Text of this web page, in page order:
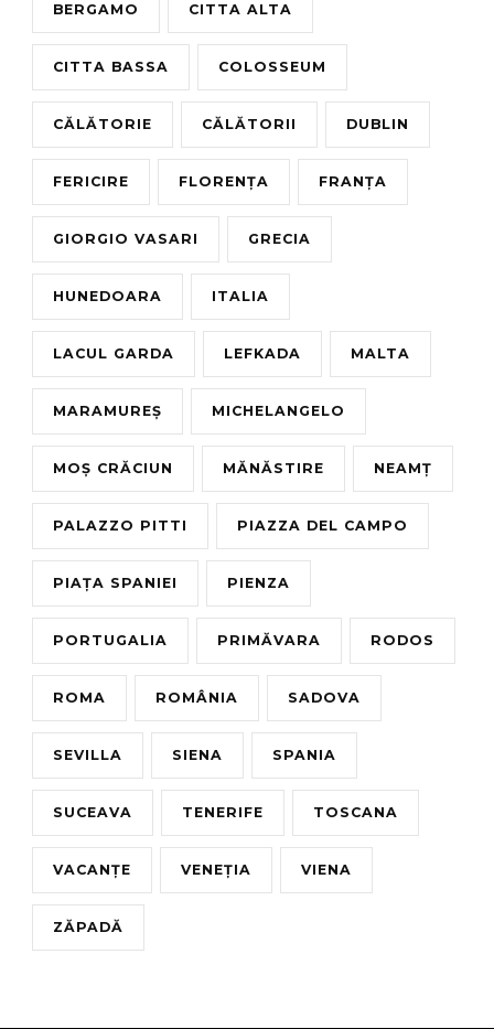
BERGAMO CITTA ALTA
CITTA BASSA COLOSSEUM
CĂLĂTORIE CĂLĂTORII DUBLIN
FERICIRE FLORENȚA FRANȚA
GIORGIO VASARI GRECIA
HUNEDOARA ITALIA
LACUL GARDA LEFKADA MALTA
MARAMUREȘ MICHELANGELO
MOȘ CRĂCIUN MĂNĂSTIRE NEAMȚ
PALAZZO PITTI PIAZZA DEL CAMPO
PIAȚA SPANIEI PIENZA
PORTUGALIA PRIMĂVARA RODOS
ROMA ROMÂNIA SADOVA
SEVILLA SIENA SPANIA
SUCEAVA TENERIFE TOSCANA
VACANȚE VENEȚIA VIENA
ZĂPADĂ